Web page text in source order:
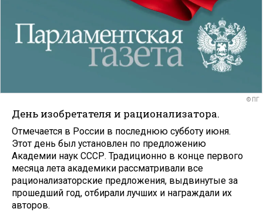
© ПГ
День изобретателя и рационализатора.
Отмечается в России в последнюю субботу июня.
Этот день был установлен по предложению
Академии наук СССР. Традиционно в конце первого
месяца лета академики рассматривали все
рационализаторские предложения, выдвинутые за
прошедший год, отбирали лучших и награждали их
авторов.